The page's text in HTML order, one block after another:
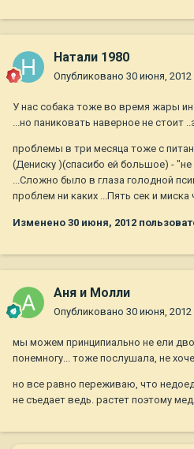
Натали 1980
Опубликовано 30 июня, 2012
У нас собака тоже во время жары
...но паниковать наверное не стоит
проблемы в три месяца тоже с
(Дениску )(спасибо ей большое) - "не
...Сложно было в глаза голодной
проблем ни каких ...Пять сек и миска
Изменено 30 июня, 2012
Аня и Молли
Опубликовано 30 июня, 2012
мы можем принципиально не ели
понемногу... тоже послушала, не
но все равно переживаю, что
не съедает ведь. растет поэтому